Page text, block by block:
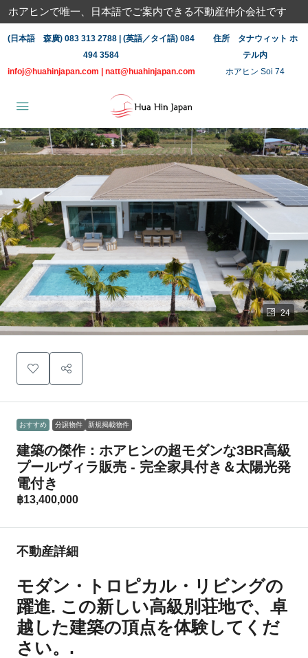
ホアヒンで唯一、日本語でご案内できる不動産仲介会社です
(日本語 森廣) 083 313 2788 | (英語／タイ語) 084
494 3584
infoj@huahinjapan.com
natt@huahinjapan.com
住所 タナウィット ホ
テル内
ホアヒン Soi 74
24
おすすめ 分譲物件 新規掲載物件
建築の傑作：ホアヒンの超モダンな3BR高級
プールヴィラ販売 - 完全家具付き＆太陽光発
電付き
฿13,400,000
不動産詳細
モダン・トロピカル・リビングの
躍進. この新しい高級別荘地で、卓
越した建築の頂点を体験してくだ
さい。.